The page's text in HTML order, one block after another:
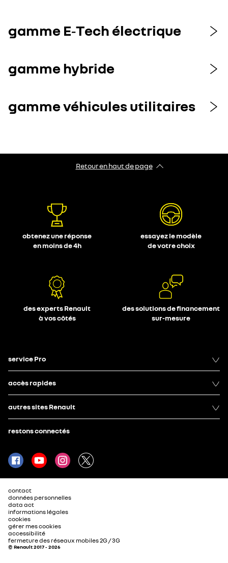
gamme E‑Tech électrique
gamme hybride
gamme véhicules utilitaires
Retour en haut de page
obtenez une réponse
en moins de 4h
essayez le modèle
de votre choix
des experts Renault
à vos côtés
des solutions de financement
sur-mesure
service Pro
accès rapides
autres sites Renault
restons connectés
contact
données personnelles
data act
informations légales
cookies
gérer mes cookies
accessibilité
fermeture des réseaux mobiles 2G / 3G
© Renault 2017 - 2026